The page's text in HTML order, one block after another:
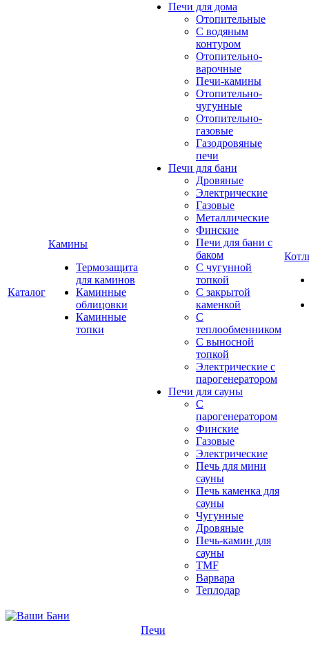
Каталог
Камины
Термозащита
для каминов
Каминные
облицовки
Каминные
топки
Печи для дома
Отопительные
C водяным
контуром
Отопительно-
варочные
Печи-камины
Отопительно-
чугунные
Отопительно-
газовые
Газодровяные
печи
Печи для бани
Дровяные
Электрические
Газовые
Металлические
Финские
Печи для бани с
баком
С чугунной
топкой
С закрытой
каменкой
С
теплообменником
С выносной
топкой
Электрические с
парогенератором
Печи для сауны
С
парогенератором
Финские
Газовые
Электрические
Печь для мини
сауны
Печь каменка для
сауны
Чугунные
Дровяные
Печь-камин для
сауны
TMF
Варвара
Теплодар
Печи